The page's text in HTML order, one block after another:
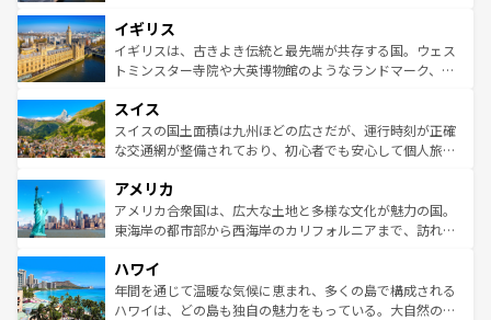
いる。シャンパンの発祥地であるランス、プロヴァンスの
香り高いラベンダー畑など、多彩な楽しみ方が可能だ。さ
らに、パリ以外の地域にも魅力が溢れており、どの街角に
れる地方に足を運ぶとそれぞれで全く異なる文化を体験で
きるだろう。 なお、新着のフランス情報はコンテンツ一覧
を参照してほしい。
顔を持つこの国は、どこを歩いても飽きることがない。ベ
ルリンの文化的活気、バイエルン州のアルプスの絶景、そ
してライン川沿いのワイン畑といった風景は必見。ビール
は、お酒好きな人にはぜひ体験してほしい。 なお、新着の
ドイツ情報はコンテンツ一覧を参照してほしい。
イギリス
イギリスは、古きよき伝統と最先端が共存する国。ウェス
トミンスター寺院や大英博物館のようなランドマーク、歴
リアごとに異なる魅力がある。また、優雅なアフタヌーン
ティー、ビール好きにはたまらない英国パブ、サッカー観
戦など、本場だからこそできる体験も豊富。イギリスを旅
ンツ一覧を参照してほしい。
スイス
スイスの国土面積は九州ほどの広さだが、運行時刻が正確
な交通網が整備されており、初心者でも安心して個人旅行
の建物がそのまま残る町や、スイスならではのユニークな
博物館もあり、アルプス観光だけでなく町歩きも満喫する
ことができる。国民の所得が高いため物価も高いが、旅行
ば市内交通費無料で観光を楽しむこともできる。 なお、新
着のスイス情報はコンテンツ一覧 を参照してほしい。
アメリカ
アメリカ合衆国は、広大な土地と多様な文化が魅力の国。
東海岸の都市部から西海岸のカリフォルニアまで、訪れる
のような巨大都市は、観光、ショッピング、エンターテイ
ンメントが詰まった刺激的なスポットだ。一方、アメリカ
西部には大自然が広がり、グランドキャニオンやイエロー
ハワイ
年間を通じて温暖な気候に恵まれ、多くの島で構成される
ハワイは、どの島も独自の魅力をもっている。大自然の神